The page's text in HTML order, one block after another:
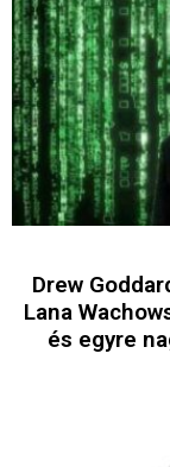
Drew
Lana
és egyre